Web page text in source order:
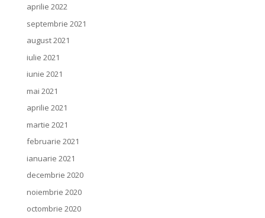
aprilie 2022
septembrie 2021
august 2021
iulie 2021
iunie 2021
mai 2021
aprilie 2021
martie 2021
februarie 2021
ianuarie 2021
decembrie 2020
noiembrie 2020
octombrie 2020